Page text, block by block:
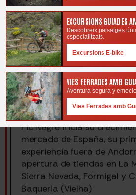
2020-2025
Expansió Internacional
Pic Negre inicia su
mercado de España, su
experiencia fuera de
apertura de tiendas en La
Sierra Nevada, Formigal y
Baqueria (Vielha)
EXCURSIONS GUIADES
Descobreix paisatges
especialitzats.
Excursions E-bike
VIES FERRADES AMB
Aventura segura y
Vies Ferrades amb